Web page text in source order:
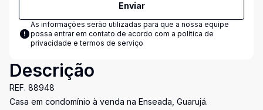
Enviar
As informações serão utilizadas para que a nossa equipe
possa entrar em contato de acordo com a política de
privacidade e termos de serviço
Descrição
REF. 88948
Casa em condomínio à venda na Enseada, Guarujá.